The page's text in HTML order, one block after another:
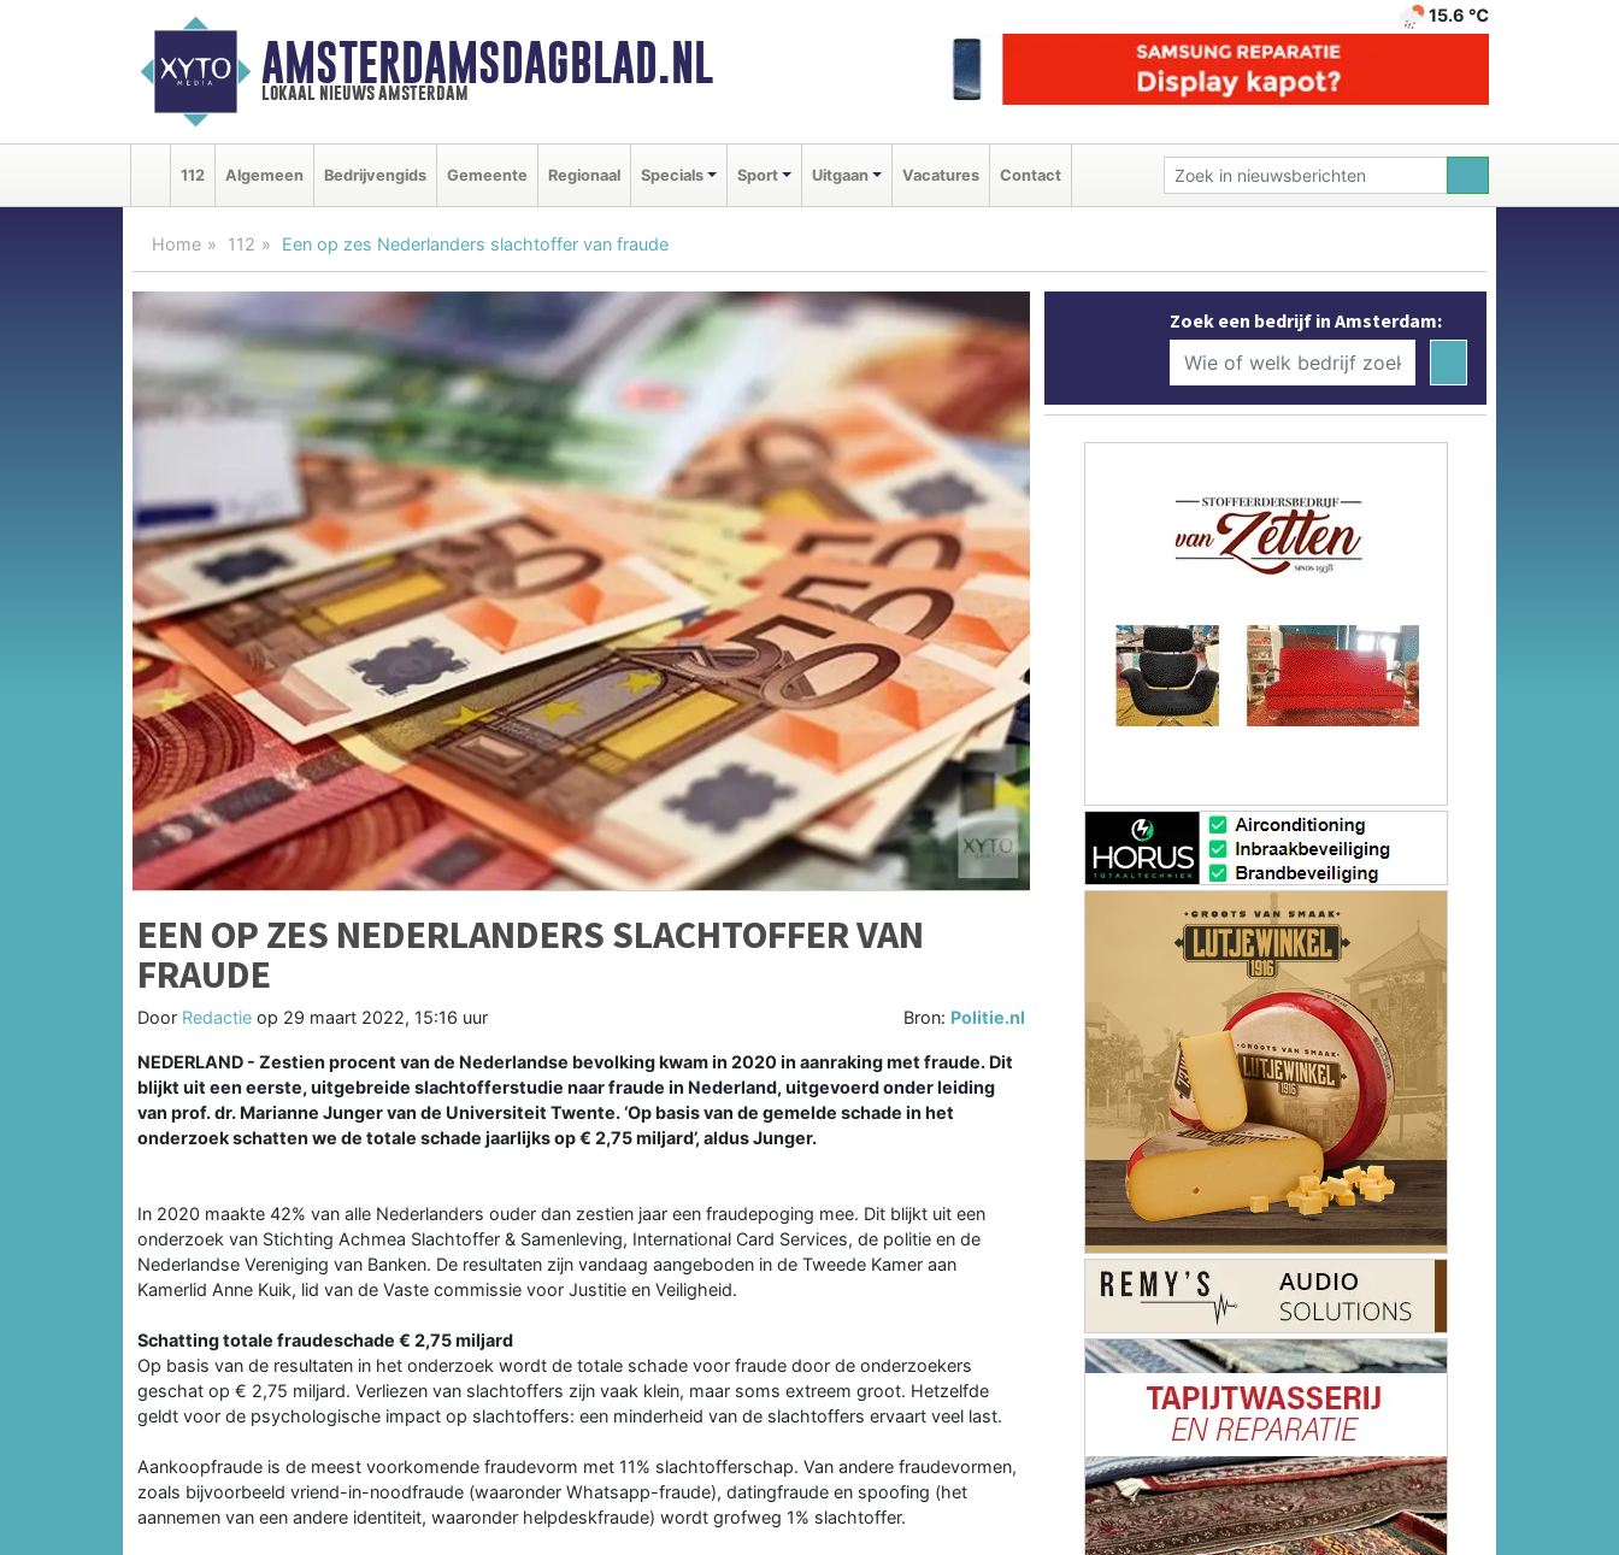
AMSTERDAMSDAGBLAD.NL
lokaal nieuws amsterdam
15.6 ℃
112 Algemeen Bedrijvengids Gemeente Regionaal Specials Sport Uitgaan Vacatures Contact
Home 112 Een op zes Nederlanders slachtoffer van fraude
EEN OP ZES NEDERLANDERS SLACHTOFFER VAN
FRAUDE
Door Redactie op 29 maart 2022, 15:16 uur Bron: Politie.nl
NEDERLAND - Zestien procent van de Nederlandse bevolking kwam in 2020 in aanraking met fraude. Dit
blijkt uit een eerste, uitgebreide slachtofferstudie naar fraude in Nederland, uitgevoerd onder leiding
van prof. dr. Marianne Junger van de Universiteit Twente. ‘Op basis van de gemelde schade in het
onderzoek schatten we de totale schade jaarlijks op € 2,75 miljard’, aldus Junger.
In 2020 maakte 42% van alle Nederlanders ouder dan zestien jaar een fraudepoging mee. Dit blijkt uit een
onderzoek van Stichting Achmea Slachtoffer & Samenleving, International Card Services, de politie en de
Nederlandse Vereniging van Banken. De resultaten zijn vandaag aangeboden in de Tweede Kamer aan
Kamerlid Anne Kuik, lid van de Vaste commissie voor Justitie en Veiligheid.
Schatting totale fraudeschade € 2,75 miljard
Op basis van de resultaten in het onderzoek wordt de totale schade voor fraude door de onderzoekers
geschat op € 2,75 miljard. Verliezen van slachtoffers zijn vaak klein, maar soms extreem groot. Hetzelfde
geldt voor de psychologische impact op slachtoffers: een minderheid van de slachtoffers ervaart veel last.
Aankoopfraude is de meest voorkomende fraudevorm met 11% slachtofferschap. Van andere fraudevormen,
zoals bijvoorbeeld vriend-in-noodfraude (waaronder Whatsapp-fraude), datingfraude en spoofing (het
aannemen van een andere identiteit, waaronder helpdeskfraude) wordt grofweg 1% slachtoffer.
Zoek een bedrijf in Amsterdam: